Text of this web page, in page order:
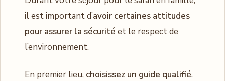
il est important d’avoir certaines attitudes
pour assurer la sécurité et le respect de
l’environnement.
En premier lieu, choisissez un guide qualifié.